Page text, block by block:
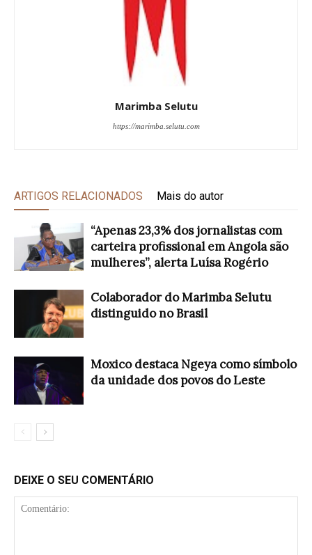
Marimba Selutu
https://marimba.selutu.com
ARTIGOS RELACIONADOS Mais do autor
“Apenas 23,3% dos jornalistas com
carteira profissional em Angola são
mulheres”, alerta Luísa Rogério
Colaborador do Marimba Selutu
distinguido no Brasil
Moxico destaca Ngeya como símbolo
da unidade dos povos do Leste
DEIXE O SEU COMENTÁRIO